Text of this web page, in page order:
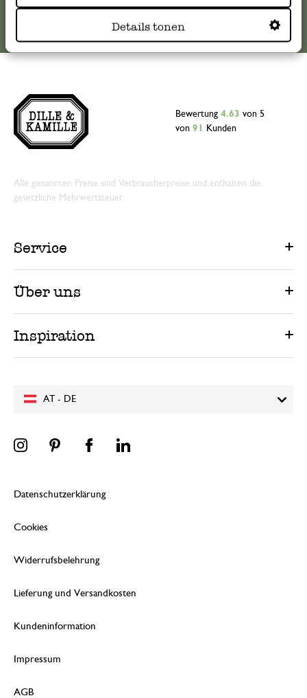
Details tonen
AT - DE
Bewertung 4.63 von 5
von 91 Kunden
Alle genannten Preise sind Verbraucherpreise und enthalten die
gesetzliche Mehrwertsteuer.
Service
Über uns
Inspiration
Datenschutzerklärung
Cookies
Widerrufsbelehrung
Lieferung und Versandkosten
Kundeninformation
Impressum
AGB